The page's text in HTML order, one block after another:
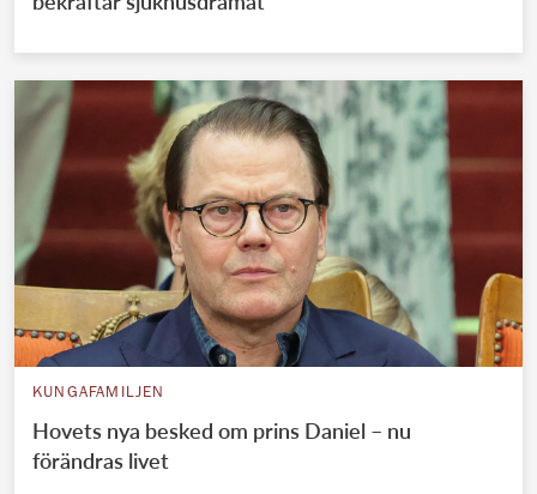
KUNGAFAMILJEN
Hovets nya besked om prins Daniel – nu
förändras livet